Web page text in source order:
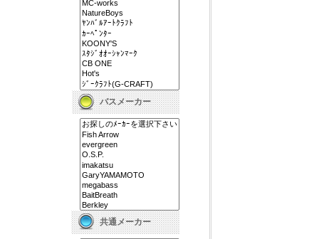
バスメーカー
共通メーカー